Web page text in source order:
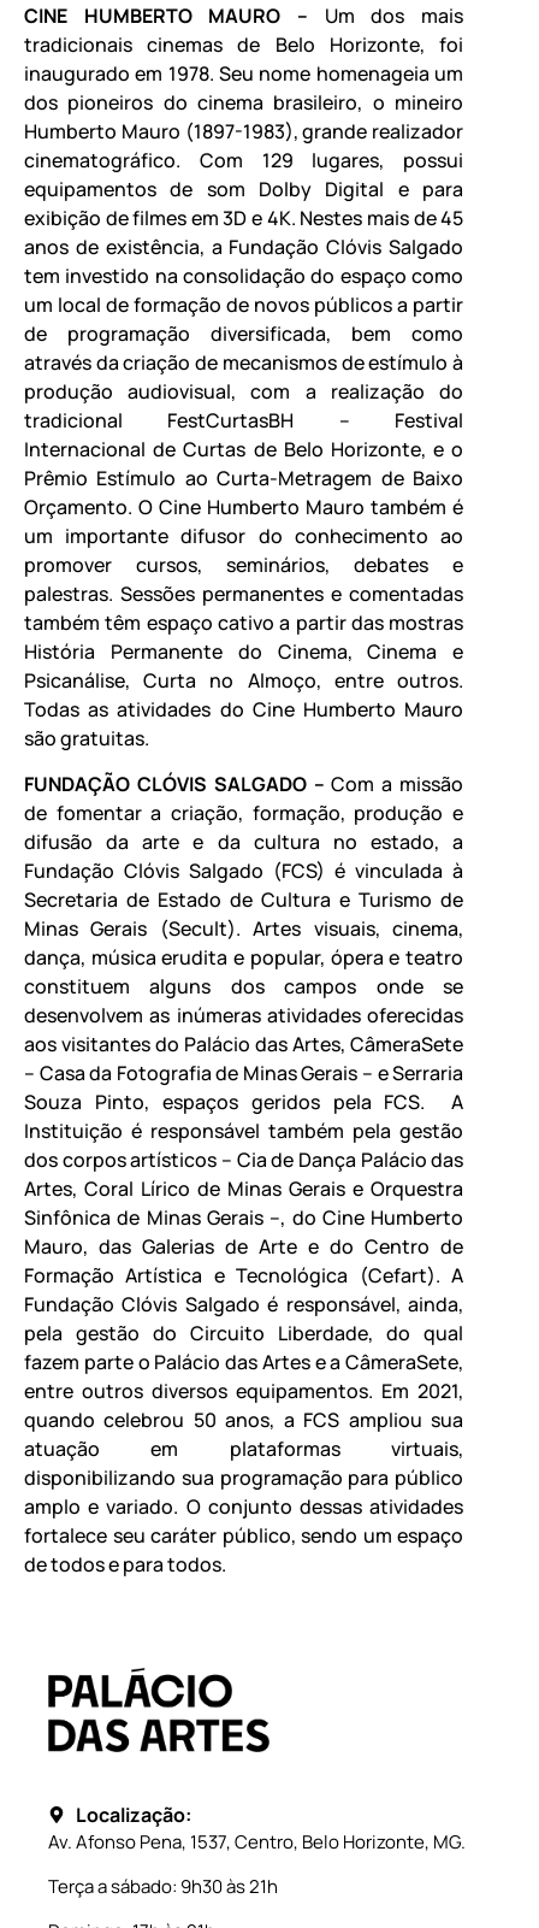
CINE HUMBERTO MAURO – Um dos mais
tradicionais cinemas de Belo Horizonte, foi
inaugurado em 1978. Seu nome homenageia um
dos pioneiros do cinema brasileiro, o mineiro
Humberto Mauro (1897-1983), grande realizador
cinematográfico. Com 129 lugares, possui
equipamentos de som Dolby Digital e para
exibição de filmes em 3D e 4K. Nestes mais de 45
anos de existência, a Fundação Clóvis Salgado
tem investido na consolidação do espaço como
um local de formação de novos públicos a partir
de programação diversificada, bem como
através da criação de mecanismos de estímulo à
produção audiovisual, com a realização do
tradicional FestCurtasBH – Festival
Internacional de Curtas de Belo Horizonte, e o
Prêmio Estímulo ao Curta-Metragem de Baixo
Orçamento. O Cine Humberto Mauro também é
um importante difusor do conhecimento ao
promover cursos, seminários, debates e
palestras. Sessões permanentes e comentadas
também têm espaço cativo a partir das mostras
História Permanente do Cinema, Cinema e
Psicanálise, Curta no Almoço, entre outros.
Todas as atividades do Cine Humberto Mauro
são gratuitas.
FUNDAÇÃO CLÓVIS SALGADO – Com a missão
de fomentar a criação, formação, produção e
difusão da arte e da cultura no estado, a
Fundação Clóvis Salgado (FCS) é vinculada à
Secretaria de Estado de Cultura e Turismo de
Minas Gerais (Secult). Artes visuais, cinema,
dança, música erudita e popular, ópera e teatro
constituem alguns dos campos onde se
desenvolvem as inúmeras atividades oferecidas
aos visitantes do Palácio das Artes, CâmeraSete
– Casa da Fotografia de Minas Gerais – e Serraria
Souza Pinto, espaços geridos pela FCS. A
Instituição é responsável também pela gestão
dos corpos artísticos – Cia de Dança Palácio das
Artes, Coral Lírico de Minas Gerais e Orquestra
Sinfônica de Minas Gerais –, do Cine Humberto
Mauro, das Galerias de Arte e do Centro de
Formação Artística e Tecnológica (Cefart). A
Fundação Clóvis Salgado é responsável, ainda,
pela gestão do Circuito Liberdade, do qual
fazem parte o Palácio das Artes e a CâmeraSete,
entre outros diversos equipamentos. Em 2021,
quando celebrou 50 anos, a FCS ampliou sua
atuação em plataformas virtuais,
disponibilizando sua programação para público
amplo e variado. O conjunto dessas atividades
fortalece seu caráter público, sendo um espaço
de todos e para todos.
Localização:
Av. Afonso Pena, 1537, Centro, Belo Horizonte, MG.
Terça a sábado: 9h30 às 21h